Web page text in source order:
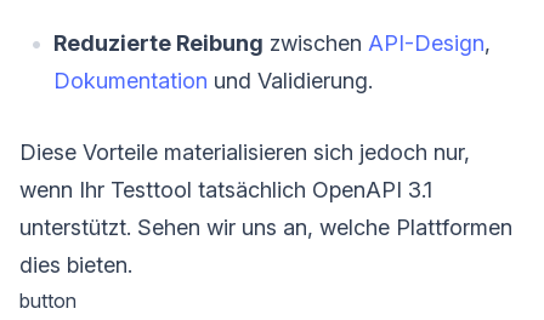
Reduzierte Reibung zwischen API-Design,
Dokumentation und Validierung.
Diese Vorteile materialisieren sich jedoch nur,
wenn Ihr Testtool tatsächlich OpenAPI 3.1
unterstützt. Sehen wir uns an, welche Plattformen
dies bieten.
button